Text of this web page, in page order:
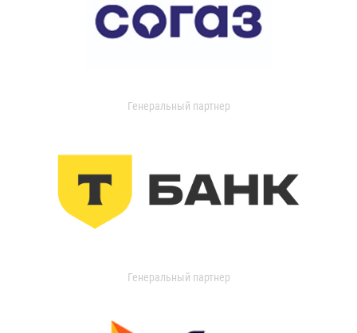
Генеральный партнер
Генеральный партнер